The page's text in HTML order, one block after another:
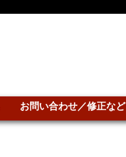
お問い合わせ／修正など